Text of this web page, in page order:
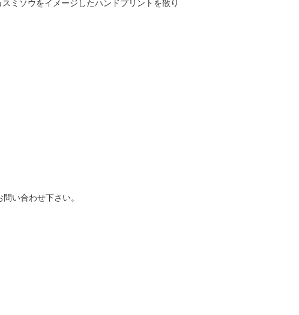
ミソウをイメージしたハンドプリントを散り
い合わせ下さい。